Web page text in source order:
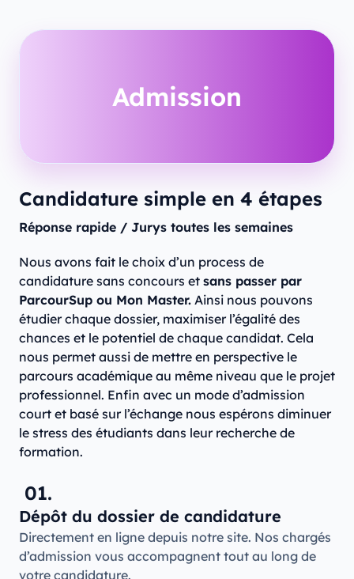
Admission
Candidature simple en 4 étapes
Réponse rapide / Jurys toutes les semaines
Nous avons fait le choix d’un process de
candidature sans concours et sans passer par
ParcourSup ou Mon Master. Ainsi nous pouvons
étudier chaque dossier, maximiser l’égalité des
chances et le potentiel de chaque candidat. Cela
nous permet aussi de mettre en perspective le
parcours académique au même niveau que le projet
professionnel. Enfin avec un mode d’admission
court et basé sur l’échange nous espérons diminuer
le stress des étudiants dans leur recherche de
formation.
01.
Dépôt du dossier de candidature
Directement en ligne depuis notre site. Nos chargés
d’admission vous accompagnent tout au long de
votre candidature.